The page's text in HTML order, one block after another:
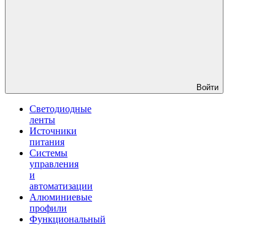
Войти
Светодиодные
ленты
Источники
питания
Системы
управления
и
автоматизации
Алюминиевые
профили
Функциональный